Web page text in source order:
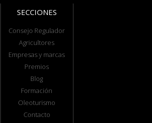
SECCIONES
Consejo Regulador
Agricultores
Empresas y marcas
Premios
Blog
Formación
Oleoturismo
Contacto